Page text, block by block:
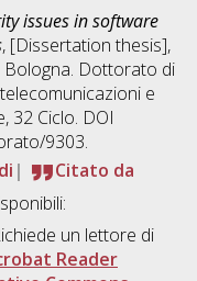
issues in software
, [Dissertation thesis],
Bologna. Dottorato di
e
, 32 Ciclo. DOI
9303.
Citato da
un lettore di
Reader